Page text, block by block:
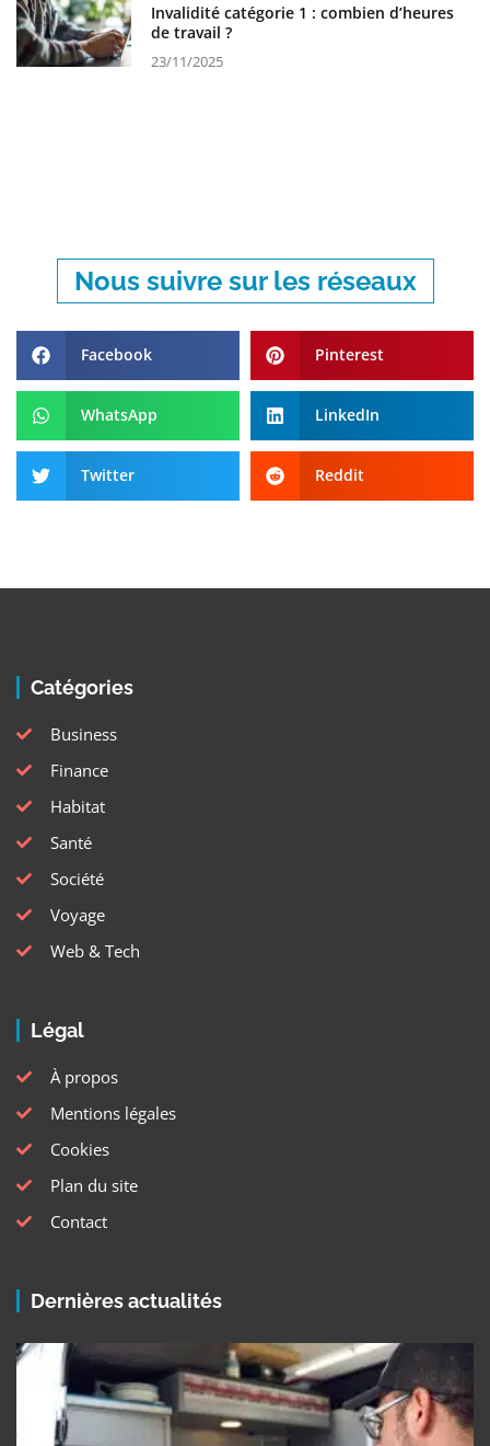
Invalidité catégorie 1 : combien d’heures
de travail ?
23/11/2025
Nous suivre sur les réseaux
Facebook Pinterest
WhatsApp LinkedIn
Twitter Reddit
Catégories
Business
Finance
Habitat
Santé
Société
Voyage
Web & Tech
Légal
À propos
Mentions légales
Cookies
Plan du site
Contact
Dernières actualités